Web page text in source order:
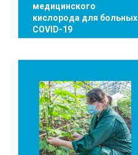
медицинского
кислорода для больных
COVID-19